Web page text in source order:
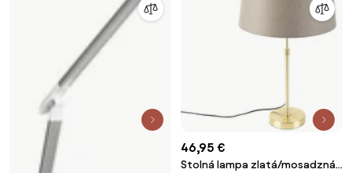
46,95 €
Stolná lampa zlatá/mosadzná